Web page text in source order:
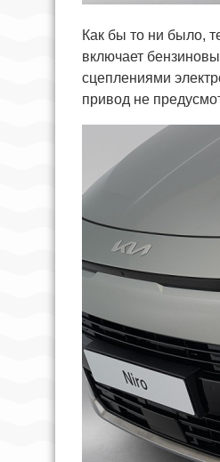
Как бы то ни было,
включает
сцеплениями
привод не